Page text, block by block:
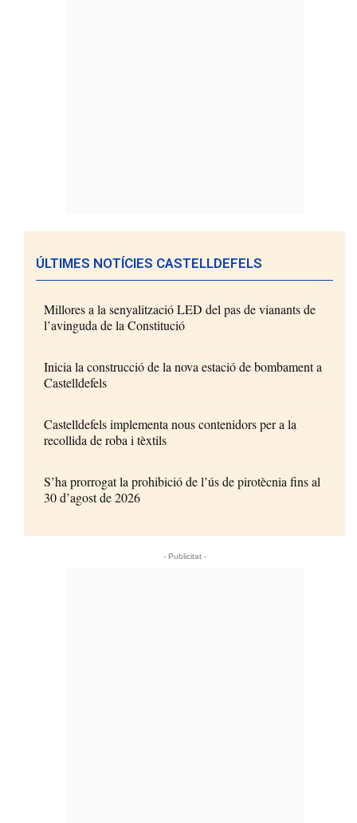
ÚLTIMES NOTÍCIES CASTELLDEFELS
Millores a la senyalització LED del pas de vianants de
l’avinguda de la Constitució
Inicia la construcció de la nova estació de bombament a
Castelldefels
Castelldefels implementa nous contenidors per a la
recollida de roba i tèxtils
S’ha prorrogat la prohibició de l’ús de pirotècnia fins al
30 d’agost de 2026
- Publicitat -